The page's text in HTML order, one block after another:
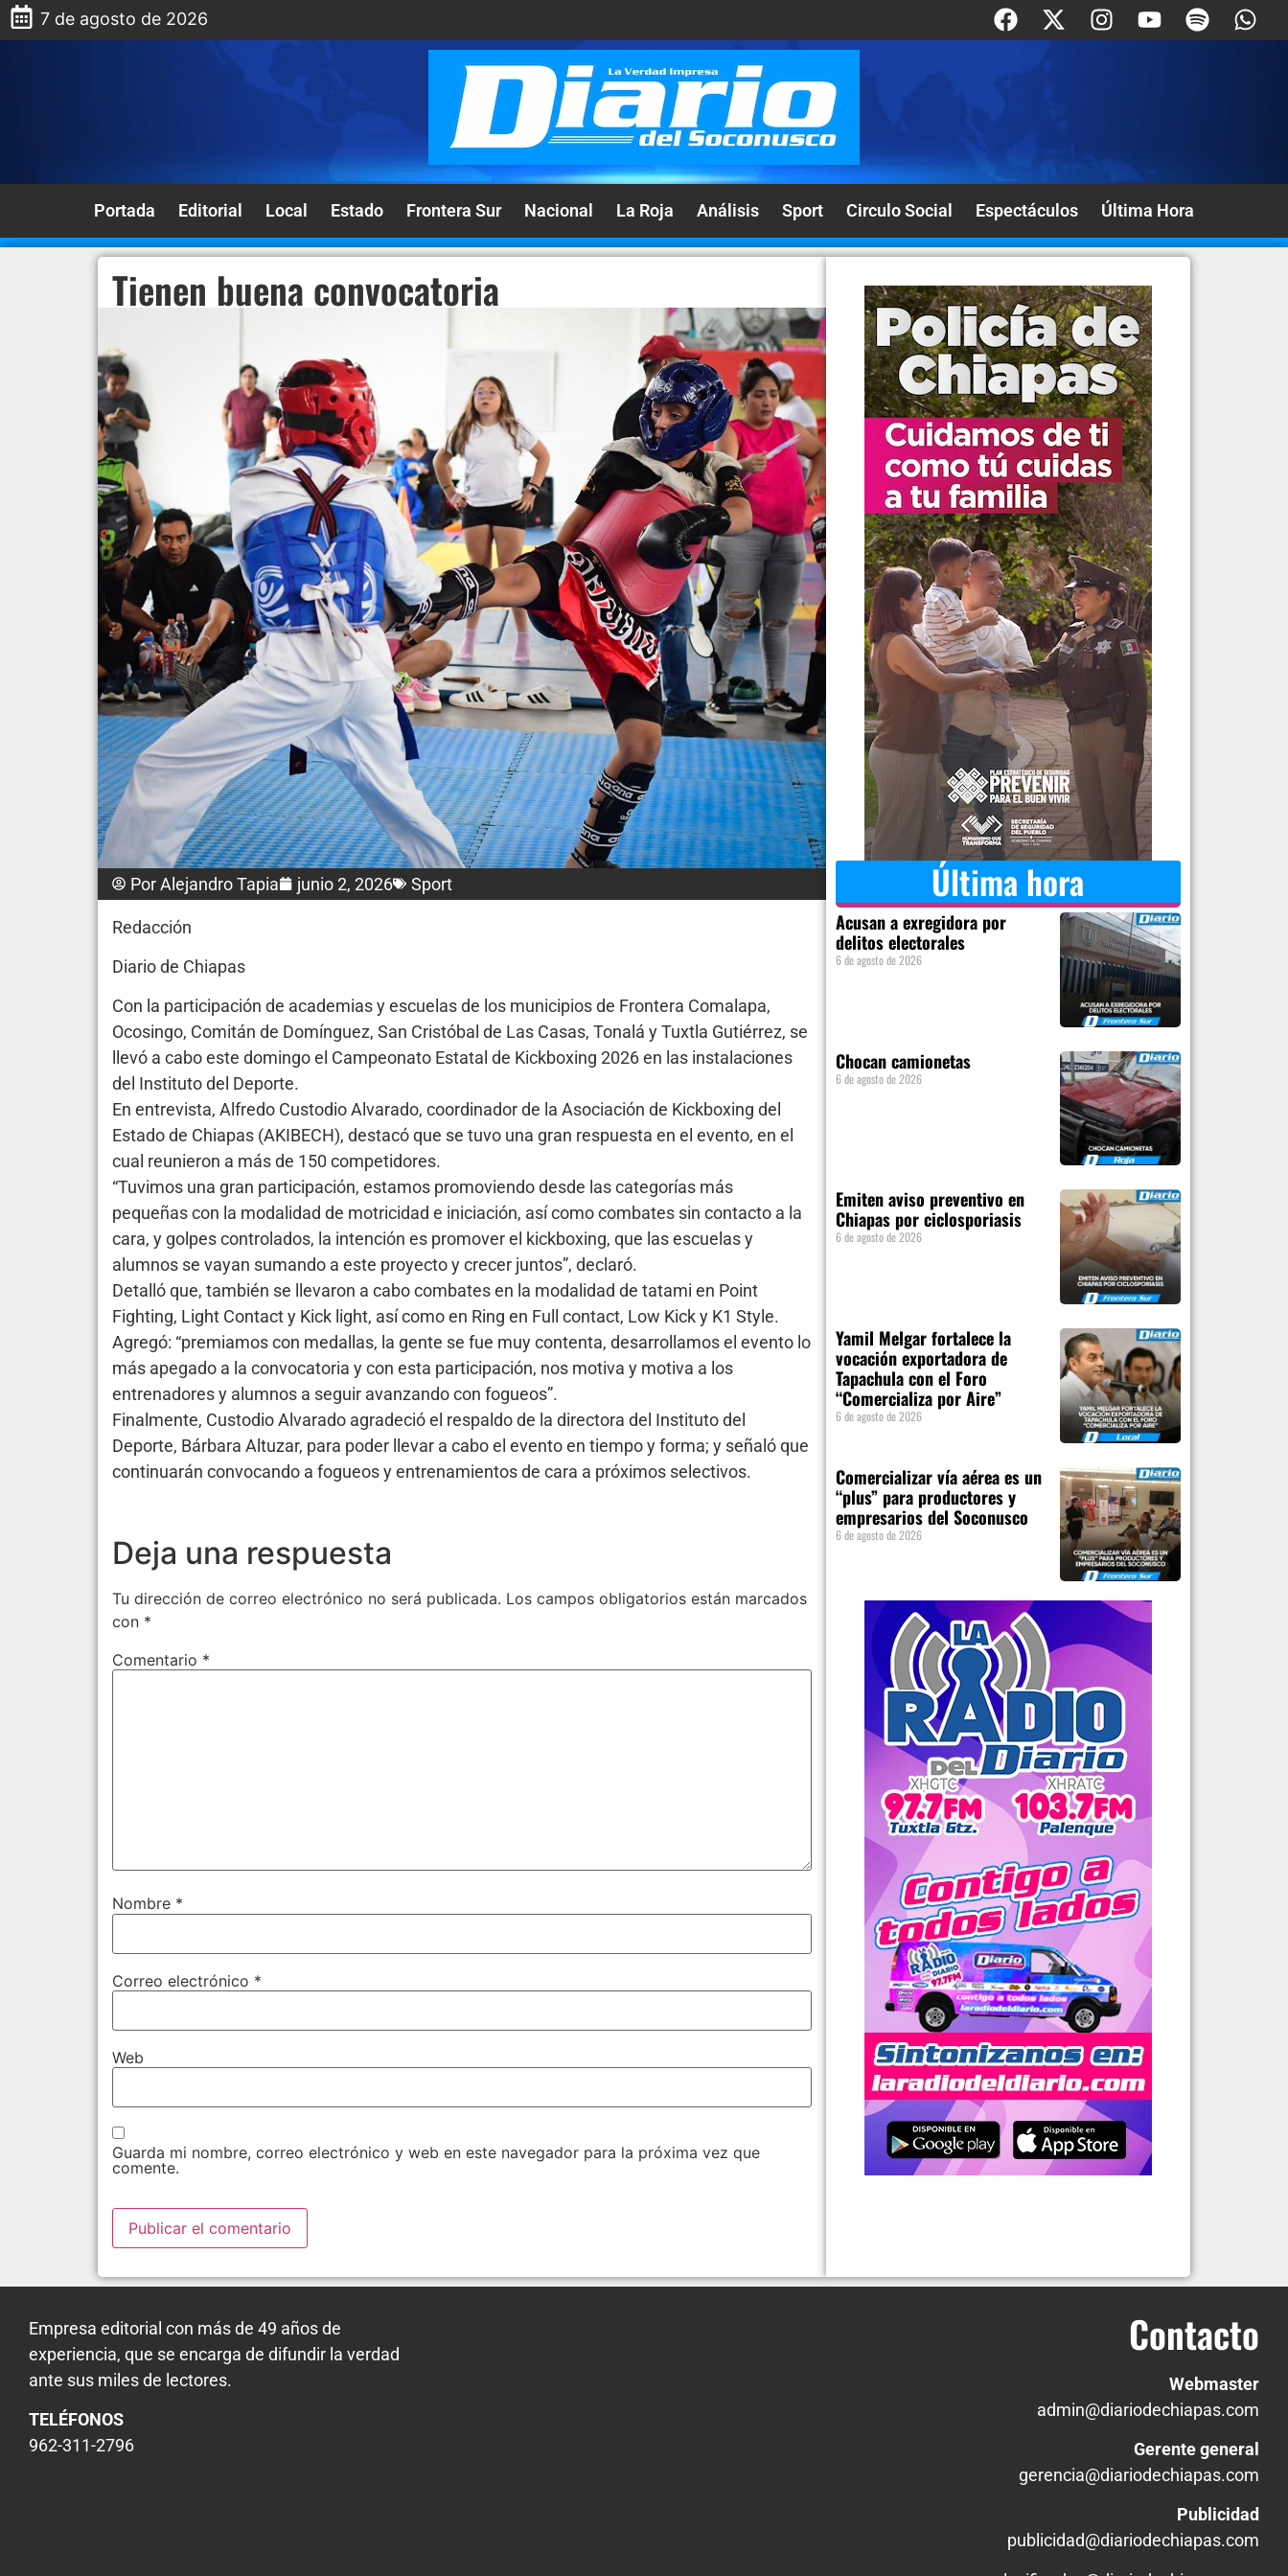
7 de agosto de 2026
Portada Editorial Local Estado Frontera Sur Nacional La Roja Análisis Sport Circulo Social Espectáculos Última Hora
Tienen buena convocatoria
PorAlejandro Tapia junio 2, 2026 Sport
Redacción
Diario de Chiapas
Con la participación de academias y escuelas de los municipios de Frontera Comalapa,
Ocosingo, Comitán de Domínguez, San Cristóbal de Las Casas, Tonalá y Tuxtla Gutiérrez, se
llevó a cabo este domingo el Campeonato Estatal de Kickboxing 2026 en las instalaciones
del Instituto del Deporte.
En entrevista, Alfredo Custodio Alvarado, coordinador de la Asociación de Kickboxing del
Estado de Chiapas (AKIBECH), destacó que se tuvo una gran respuesta en el evento, en el
cual reunieron a más de 150 competidores.
“Tuvimos una gran participación, estamos promoviendo desde las categorías más
pequeñas con la modalidad de motricidad e iniciación, así como combates sin contacto a la
cara, y golpes controlados, la intención es promover el kickboxing, que las escuelas y
alumnos se vayan sumando a este proyecto y crecer juntos”, declaró.
Detalló que, también se llevaron a cabo combates en la modalidad de tatami en Point
Fighting, Light Contact y Kick light, así como en Ring en Full contact, Low Kick y K1 Style.
Agregó: “premiamos con medallas, la gente se fue muy contenta, desarrollamos el evento lo
más apegado a la convocatoria y con esta participación, nos motiva y motiva a los
entrenadores y alumnos a seguir avanzando con fogueos”.
Finalmente, Custodio Alvarado agradeció el respaldo de la directora del Instituto del
Deporte, Bárbara Altuzar, para poder llevar a cabo el evento en tiempo y forma; y señaló que
continuarán convocando a fogueos y entrenamientos de cara a próximos selectivos.
Deja una respuesta
Tu dirección de correo electrónico no será publicada. Los campos obligatorios están marcados
con *
Comentario *
Nombre *
Correo electrónico *
Web
Guarda mi nombre, correo electrónico y web en este navegador para la próxima vez que
comente.
Última hora
Acusan a exregidora por
delitos electorales
6 de agosto de 2026
Chocan camionetas
6 de agosto de 2026
Emiten aviso preventivo en
Chiapas por ciclosporiasis
6 de agosto de 2026
Yamil Melgar fortalece la
vocación exportadora de
Tapachula con el Foro
“Comercializa por Aire”
6 de agosto de 2026
Comercializar vía aérea es un
“plus” para productores y
empresarios del Soconusco
6 de agosto de 2026
Empresa editorial con más de 49 años de
experiencia, que se encarga de difundir la verdad
ante sus miles de lectores.
TELÉFONOS
962-311-2796
Contacto
Webmaster
admin@diariodechiapas.com
Gerente general
gerencia@diariodechiapas.com
Publicidad
publicidad@diariodechiapas.com